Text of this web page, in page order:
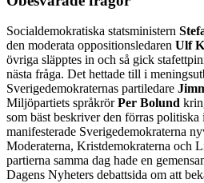
Socialdemokratiska statsministern
den moderata oppositionsledaren Ulf
övriga släpptes in och så gick
nästa fråga. Det hettade till i
Sverigedemokraternas partiledare
Miljöpartiets språkrörPer Bolund
som bäst beskriver den förras
manifesterade Sverigedemokraterna
Moderaterna, Kristdemokraterna och
partierna samma dag hade en
Dagens Nyheters debattsida om att